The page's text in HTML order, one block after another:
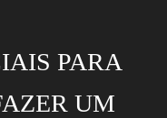
PARA
UM